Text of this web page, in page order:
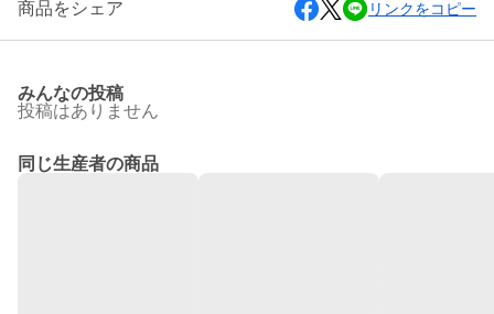
商品をシェア リンクをコピー
みんなの投稿
投稿はありません
同じ生産者の商品